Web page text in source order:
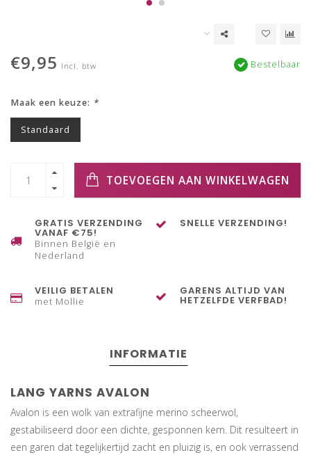
€9,95 Incl. btw Bestelbaar
Maak een keuze: *
Standaard
TOEVOEGEN AAN WINKELWAGEN
GRATIS VERZENDING
VANAF €75!
Binnen België en
Nederland
SNELLE VERZENDING!
VEILIG BETALEN
met Mollie
GARENS ALTIJD VAN
HETZELFDE VERFBAD!
INFORMATIE
LANG YARNS AVALON
Avalon is een wolk van extrafijne merino scheerwol,
gestabiliseerd door een dichte, gesponnen kern. Dit resulteert in
een garen dat tegelijkertijd zacht en pluizig is, en ook verrassend